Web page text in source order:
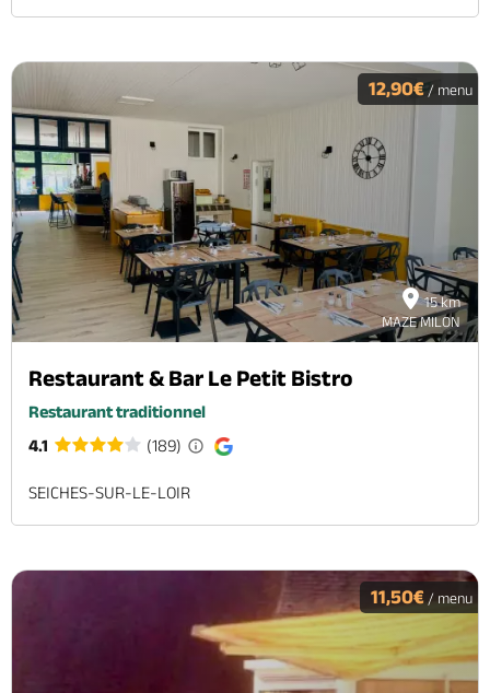
15 km
MAZE MILON
12,90€ / menu
Restaurant & Bar Le Petit Bistro
Restaurant traditionnel
4.1
(189)
SEICHES-SUR-LE-LOIR
11,50€ / menu